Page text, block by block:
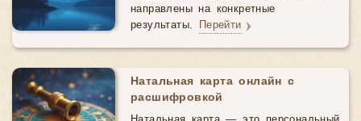
направлены на конкретные
результаты. Перейти
Натальная карта онлайн с
расшифровкой